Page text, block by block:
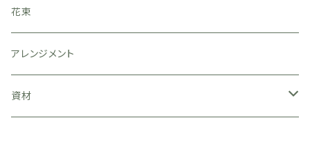
花束
アレンジメント
資材